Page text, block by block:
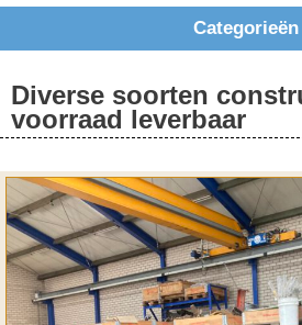
Categorieën
Diverse soorten
voorraad leverbaar